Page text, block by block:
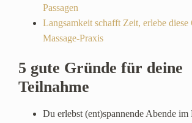
Passagen
Langsamkeit schafft Zeit, erlebe
Massage-Praxis
5 gute Gründe für deine
Teilnahme
Du erlebst (ent)spannende Abende im